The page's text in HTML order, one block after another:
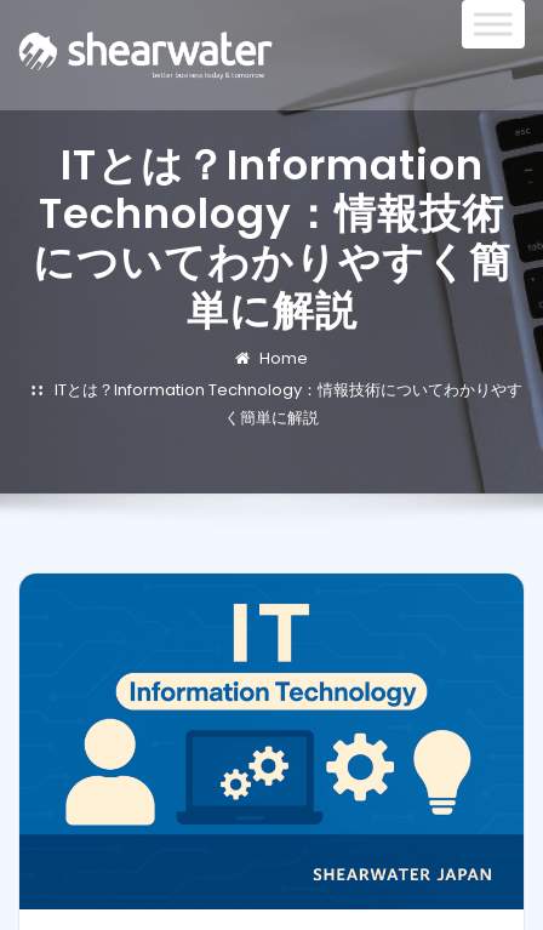
ITとは？Information
Technology：情報技術
についてわかりやすく簡
単に解説
Home
ITとは？Information Technology：情報技術についてわかりやす
く簡単に解説